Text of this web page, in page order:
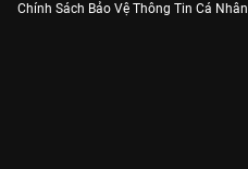
Chính Sách Bảo Vệ Thông Tin Cá Nhân